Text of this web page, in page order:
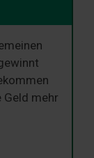
mehr